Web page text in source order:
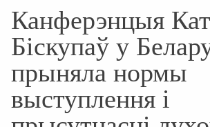
Канферэнцыя
Біскупаў у
прыняла нормы
выступлення і